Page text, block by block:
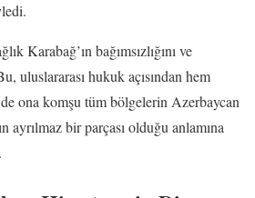
Karabağ’ın bağımsızlığını ve
uluslararası hukuk açısından hem
ona komşu tüm bölgelerin Azerbaycan
ayrılmaz bir parçası olduğu anlamına